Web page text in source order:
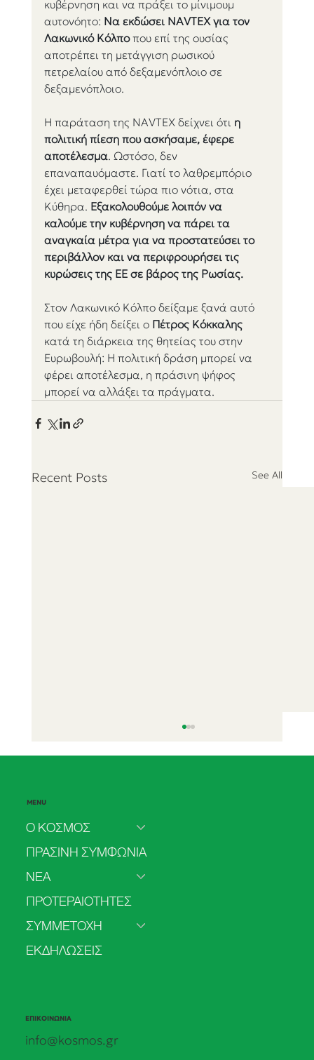
κυβέρνηση και να πράξει το μίνιμουμ
αυτονόητο: Να εκδώσει NAVTEX για τον
Λακωνικό Κόλπο που επί της ουσίας
αποτρέπει τη μετάγγιση ρωσικού
πετρελαίου από δεξαμενόπλοιο σε
δεξαμενόπλοιο.
Η παράταση της NAVTEX δείχνει ότι η
πολιτική πίεση που ασκήσαμε, έφερε
αποτέλεσμα. Ωστόσο, δεν
επαναπαυόμαστε. Γιατί το λαθρεμπόριο
έχει μεταφερθεί τώρα πιο νότια, στα
Κύθηρα. Εξακολουθούμε λοιπόν να
καλούμε την κυβέρνηση να πάρει τα
αναγκαία μέτρα για να προστατεύσει το
περιβάλλον και να περιφρουρήσει τις
κυρώσεις της ΕΕ σε βάρος της Ρωσίας.
Στον Λακωνικό Κόλπο δείξαμε ξανά αυτό
που είχε ήδη δείξει ο Πέτρος Κόκκαλης
κατά τη διάρκεια της θητείας του στην
Ευρωβουλή: Η πολιτική δράση μπορεί να
φέρει αποτέλεσμα, η πράσινη ψήφος
μπορεί να αλλάξει τα πράγματα.
Recent Posts See All
στην άμβλωση
MENU
Ο ΚΟΣΜΟΣ
ΠΡΑΣΙΝΗ ΣΥΜΦΩΝΙΑ
ΝΕΑ
ΠΡΟΤΕΡΑΙΟΤΗΤΕΣ
ΣΥΜΜΕΤΟΧΗ
ΕΚΔΗΛΩΣΕΙΣ
ΕΠΙΚΟΙΝΩΝΙΑ
info@kosmos.gr